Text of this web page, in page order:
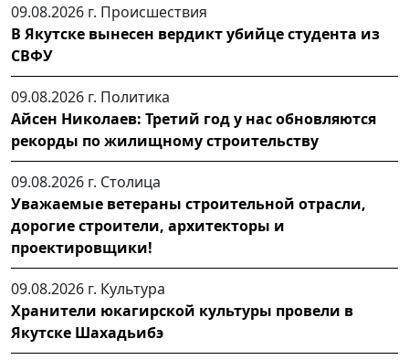
09.08.2026 г. Происшествия
В Якутске вынесен вердикт убийце студента из
СВФУ
09.08.2026 г. Политика
Айсен Николаев: Третий год у нас обновляются
рекорды по жилищному строительству
09.08.2026 г. Столица
Уважаемые ветераны строительной отрасли,
дорогие строители, архитекторы и
проектировщики!
09.08.2026 г. Культура
Хранители юкагирской культуры провели в
Якутске Шахадьибэ